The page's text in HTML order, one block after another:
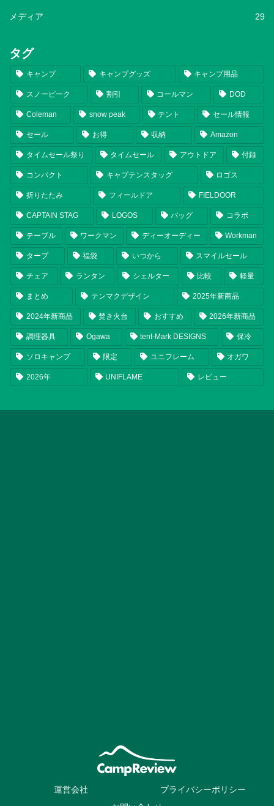
メディア 29
タグ
キャンプ キャンプグッズ キャンプ用品
スノーピーク 割引 コールマン DOD
Coleman snow peak テント セール情報
セール お得 収納 Amazon
タイムセール祭り タイムセール アウトドア 付録
コンパクト キャプテンスタッグ ロゴス
折りたたみ フィールドア FIELDOOR
CAPTAIN STAG LOGOS バッグ コラボ
テーブル ワークマン ディーオーディー Workman
タープ 福袋 いつから スマイルセール
チェア ランタン シェルター 比較 軽量
まとめ テンマクデザイン 2025年新商品
2024年新商品 焚き火台 おすすめ 2026年新商品
調理器具 Ogawa tent-Mark DESIGNS 保冷
ソロキャンプ 限定 ユニフレーム オガワ
2026年 UNIFLAME レビュー
運営会社
プライバシーポリシー